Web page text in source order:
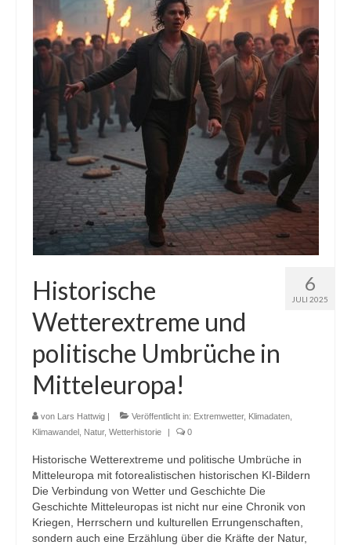
Die Kältepole der Nordhalbkugel: Kanadische
Arktis und Sibirien
Ellesmere Island – Die nördlichste Wildnis
Kanadas
Die Natur der Hudson-Bay und umliegender
Regionen
Die Laptewsee: Die Eisfabrik der Arktis
EisSued
Schneehöhen
Temperaturen in der Arktis und Antarktis
Wetter Arktis Antarktis
Webcams
Winterdienst
Glossar
Datenschutz
Impressum
6
JULI 2025
Historische
Wetterextreme und
politische Umbrüche in
Mitteleuropa!
von Lars Hattwig | Veröffentlicht in: Extremwetter, Klimadaten
Klimawandel Natur, Wetterhistorie | 0
Historische Wetterextreme und politische Umbrüche in
Mitteleuropa mit fotorealistischen historischen KI-Bildern
Die Verbindung von Wetter und Geschichte Die
Geschichte Mitteleuropas ist nicht nur eine Chronik von
Kriegen, Herrschern und kulturellen Errungenschaften,
sondern auch eine Erzählung über die Kräfte der Natur,